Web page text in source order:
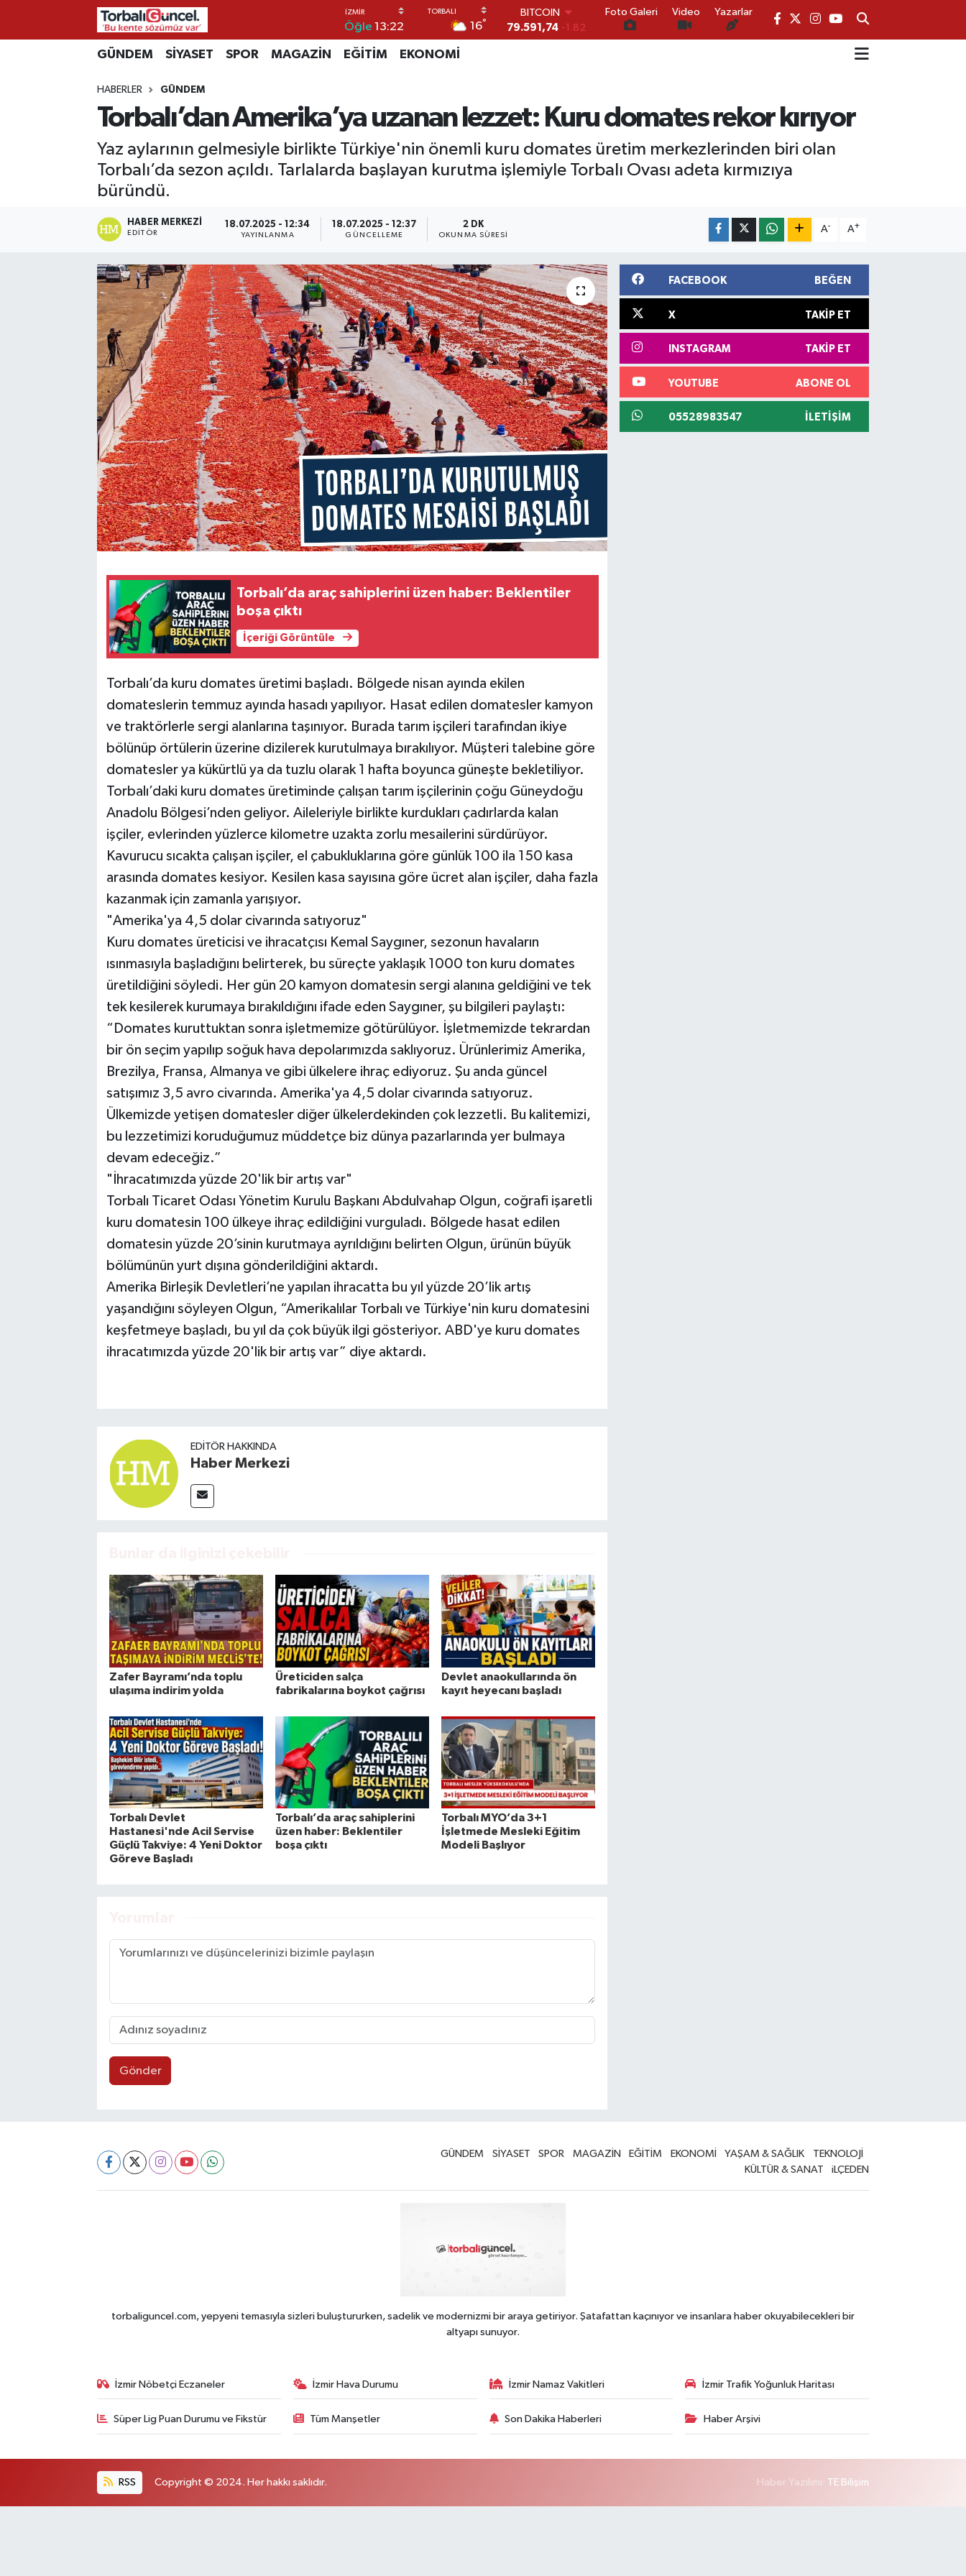
Öğle 13:22 16°
DOLAR
45,43620 0.02
EURO
6862,09000
0.19
14.598,00 0
BITCOIN
79.591,74 -1.82
Foto Galeri Video Yazarlar
GÜNDEM SİYASET SPOR MAGAZİN EĞİTİM EKONOMİ
HABERLER GÜNDEM
Torbalı’dan Amerika’ya uzanan lezzet: Kuru domates rekor kırıyor
Yaz aylarının gelmesiyle birlikte Türkiye'nin önemli kuru domates üretim merkezlerinden biri olan
Torbalı’da sezon açıldı. Tarlalarda başlayan kurutma işlemiyle Torbalı Ovası adeta kırmızıya
büründü.
HABER MERKEZI
EDITÖR
18.07.2025 - 12:34
YAYINLANMA
18.07.2025 - 12:37
GÜNCELLEME
2 DK
OKUNMA SÜRESI
A- A+
Torbalı’da araç sahiplerini üzen haber: Beklentiler
boşa çıktı
İçeriği Görüntüle
Torbalı’da kuru domates üretimi başladı. Bölgede nisan ayında ekilen
domateslerin temmuz ayında hasadı yapılıyor. Hasat edilen domatesler kamyon
ve traktörlerle sergi alanlarına taşınıyor. Burada tarım işçileri tarafından ikiye
bölünüp örtülerin üzerine dizilerek kurutulmaya bırakılıyor. Müşteri talebine göre
domatesler ya kükürtlü ya da tuzlu olarak 1 hafta boyunca güneşte bekletiliyor.
Torbalı’daki kuru domates üretiminde çalışan tarım işçilerinin çoğu Güneydoğu
Anadolu Bölgesi’nden geliyor. Aileleriyle birlikte kurdukları çadırlarda kalan
işçiler, evlerinden yüzlerce kilometre uzakta zorlu mesailerini sürdürüyor.
Kavurucu sıcakta çalışan işçiler, el çabukluklarına göre günlük 100 ila 150 kasa
arasında domates kesiyor. Kesilen kasa sayısına göre ücret alan işçiler, daha fazla
kazanmak için zamanla yarışıyor.
"Amerika'ya 4,5 dolar civarında satıyoruz"
Kuru domates üreticisi ve ihracatçısı Kemal Saygıner, sezonun havaların
ısınmasıyla başladığını belirterek, bu süreçte yaklaşık 1000 ton kuru domates
üretildiğini söyledi. Her gün 20 kamyon domatesin sergi alanına geldiğini ve tek
tek kesilerek kurumaya bırakıldığını ifade eden Saygıner, şu bilgileri paylaştı:
“Domates kuruttuktan sonra işletmemize götürülüyor. İşletmemizde tekrardan
bir ön seçim yapılıp soğuk hava depolarımızda saklıyoruz. Ürünlerimiz Amerika,
Brezilya, Fransa, Almanya ve gibi ülkelere ihraç ediyoruz. Şu anda güncel
satışımız 3,5 avro civarında. Amerika'ya 4,5 dolar civarında satıyoruz.
Ülkemizde yetişen domatesler diğer ülkelerdekinden çok lezzetli. Bu kalitemizi,
bu lezzetimizi koruduğumuz müddetçe biz dünya pazarlarında yer bulmaya
devam edeceğiz.”
"İhracatımızda yüzde 20'lik bir artış var"
Torbalı Ticaret Odası Yönetim Kurulu Başkanı Abdulvahap Olgun, coğrafi işaretli
kuru domatesin 100 ülkeye ihraç edildiğini vurguladı. Bölgede hasat edilen
domatesin yüzde 20’sinin kurutmaya ayrıldığını belirten Olgun, ürünün büyük
bölümünün yurt dışına gönderildiğini aktardı.
Amerika Birleşik Devletleri’ne yapılan ihracatta bu yıl yüzde 20’lik artış
yaşandığını söyleyen Olgun, “Amerikalılar Torbalı ve Türkiye'nin kuru domatesini
keşfetmeye başladı, bu yıl da çok büyük ilgi gösteriyor. ABD'ye kuru domates
ihracatımızda yüzde 20'lik bir artış var” diye aktardı.
EDITÖR HAKKINDA
Haber Merkezi
Zafer Bayramı’nda toplu
ulaşıma indirim yolda
Üreticiden salça
fabrikalarına boykot çağrısı
Devlet anaokullarında ön
kayıt heyecanı başladı
Torbalı Devlet
Hastanesi'nde Acil Servise
Güçlü Takviye: 4 Yeni Doktor
Göreve Başladı
Torbalı’da araç sahiplerini
üzen haber: Beklentiler
boşa çıktı
Torbalı MYO’da 3+1
İşletmede Mesleki Eğitim
Modeli Başlıyor
Gönder
FACEBOOK BEĞEN
X TAKIP ET
INSTAGRAM TAKIP ET
YOUTUBE ABONE OL
05528983547 İLETIŞIM
GÜNDEM SİYASET SPOR MAGAZİN EĞİTİM EKONOMİ YAŞAM & SAĞLIK
TEKNOLOJİ
KÜLTÜR & SANAT
iLÇEDEN
torbaliguncel.com, yepyeni temasıyla sizleri buluştururken, sadelik ve modernizmi bir araya getiriyor. Şatafattan kaçınıyor ve insanlara haber okuyabilecekleri bir
altyapı sunuyor.
İzmir Nöbetçi Eczaneler İzmir Hava Durumu İzmir Namaz Vakitleri İzmir Trafik Yoğunluk Haritası
Süper Lig Puan Durumu ve Fikstür Tüm Manşetler Son Dakika Haberleri Haber Arşivi
RSS Copyright © 2024. Her hakkı saklıdır. Haber Yazılımı: TE Bilişim
İzmir Nöbetçi Eczaneler
İzmir Hava Durumu
İzmir Namaz Vakitleri
İzmir Trafik Yoğunluk Haritası
Tüm Manşetler
Son Dakika Haberleri
Haber Arşivi